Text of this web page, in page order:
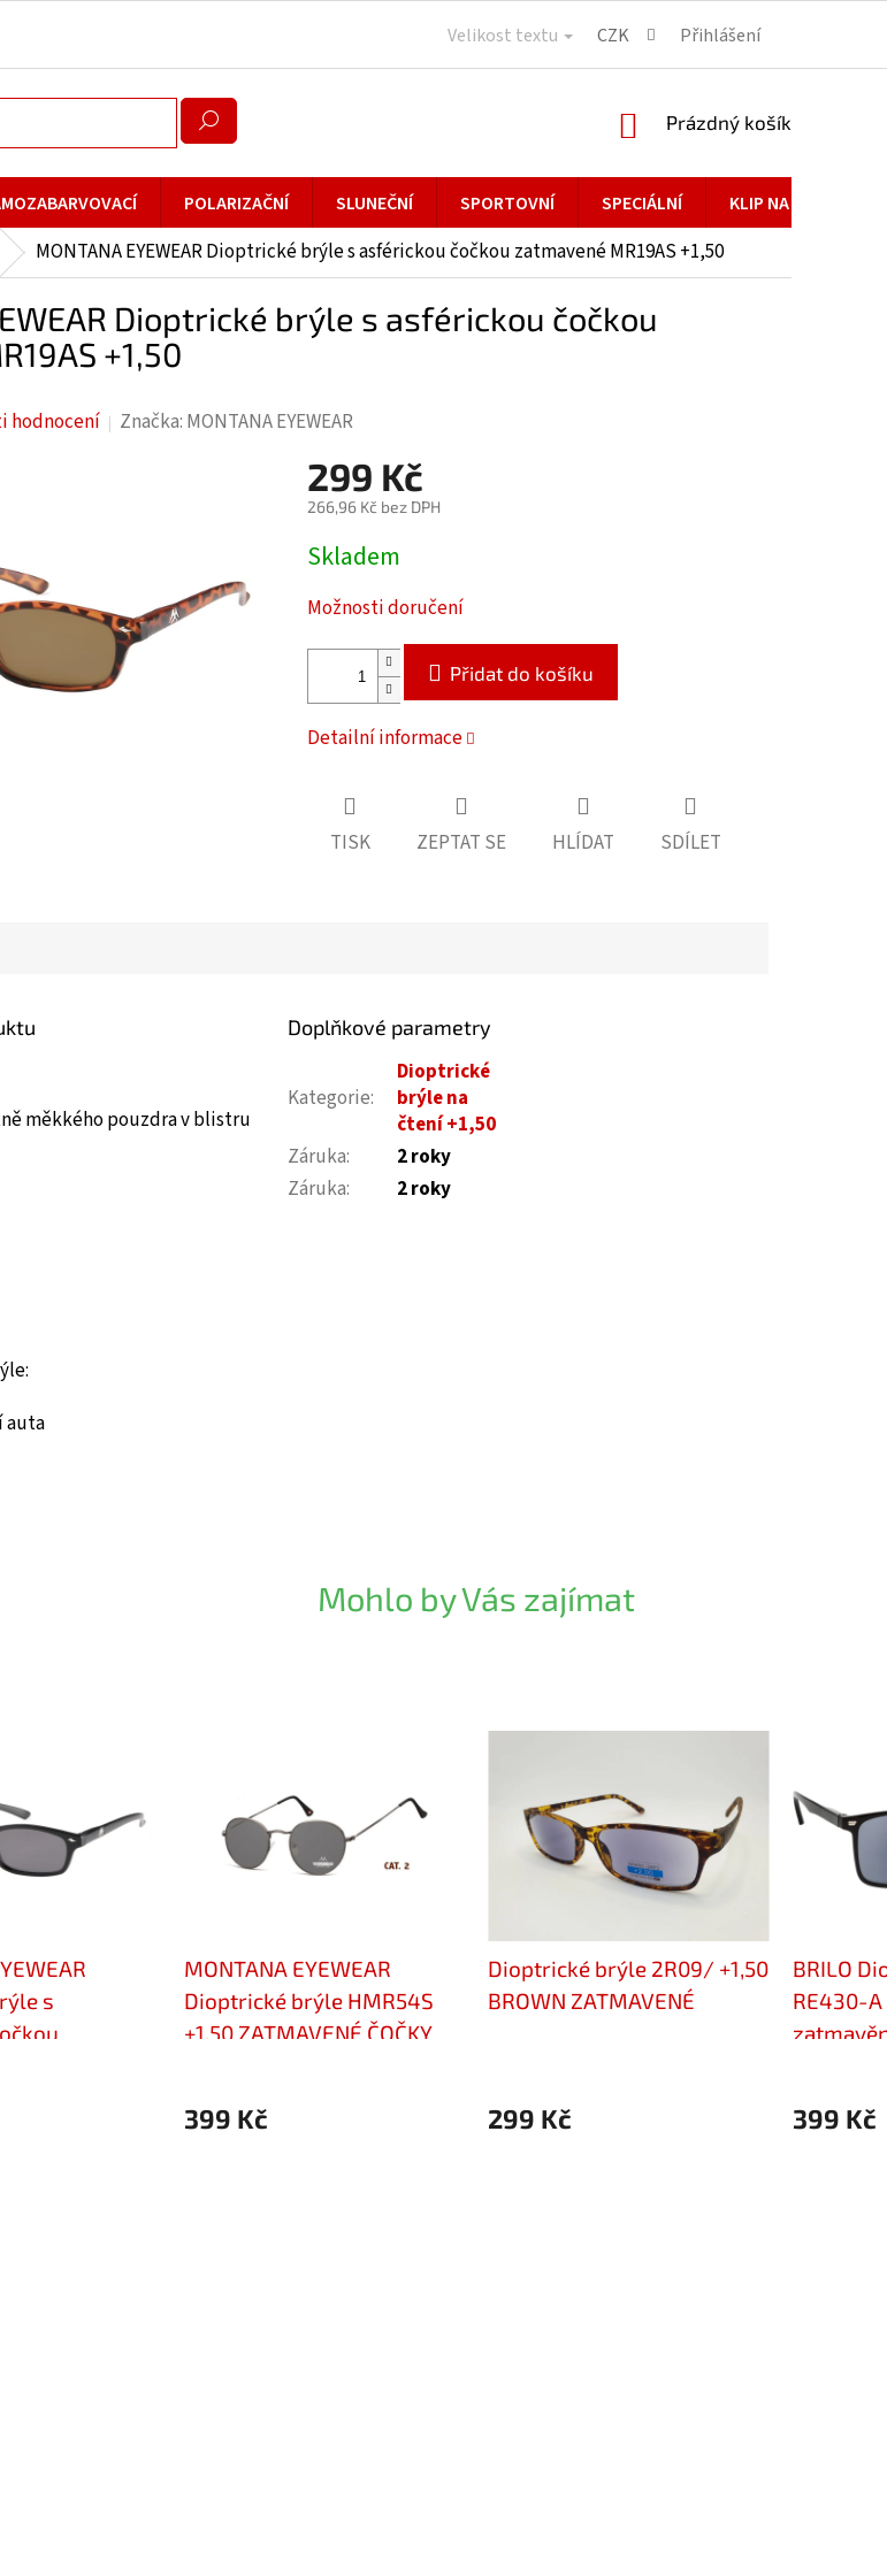
Velikost textu CZK Přihlášení
NÁKUPNÍ
Prázdný košík
POLARIZAČNÍ SLUNEČNÍ SPORTOVNÍ SPECIÁLNÍ KLIP NA BRÝLE
MONTANA EYEWEAR Dioptrické brýle s asférickou čočkou zatmavené MR19AS +1,50
Dioptrické brýle s asférickou čočkou
+1,50
hodnocení Značka: MONTANA EYEWEAR
299 Kč
266,96 Kč bez DPH
Měrná
cena:
Skladem
Možnosti doručení
Přidat do košíku
Detailní informace
TISK ZEPTAT SE HLÍDAT SDÍLET
měkkého pouzdra v blistru
auta
Doplňkové parametry
Kategorie:
Dioptrické
brýle na
čtení +1,50
Záruka:
2 roky
Záruka: 2 roky
Mohlo by Vás zajímat
s
MONTANA EYEWEAR
Dioptrické brýle HMR54S
+1,50 ZATMAVENÉ ČOČKY
399 Kč
Dioptrické brýle 2R09/ +1,50
BROWN ZATMAVENÉ
299 Kč
BRILO
RE430-A
399 Kč